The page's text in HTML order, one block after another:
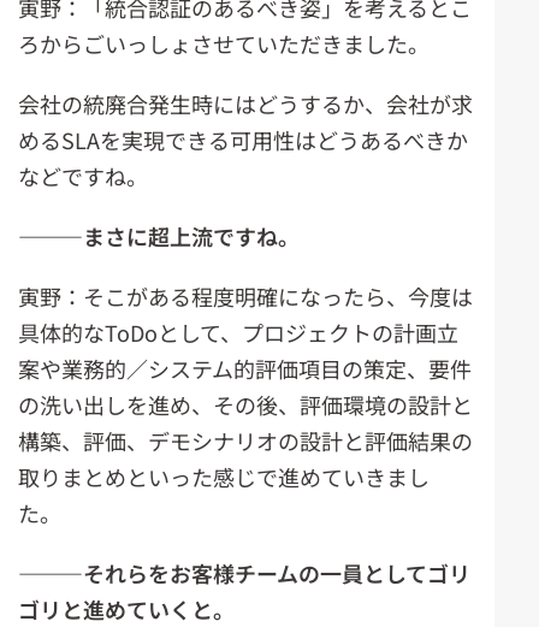
寅野：「統合認証のあるべき姿」を考えるとこ
ろからごいっしょさせていただきました。
会社の統廃合発生時にはどうするか、会社が求
めるSLAを実現できる可用性はどうあるべきか
などですね。
―――まさに超上流ですね。
寅野：そこがある程度明確になったら、今度は
具体的なToDoとして、プロジェクトの計画立
案や業務的／システム的評価項目の策定、要件
の洗い出しを進め、その後、評価環境の設計と
構築、評価、デモシナリオの設計と評価結果の
取りまとめといった感じで進めていきまし
た。
―――それらをお客様チームの一員としてゴリ
ゴリと進めていくと。